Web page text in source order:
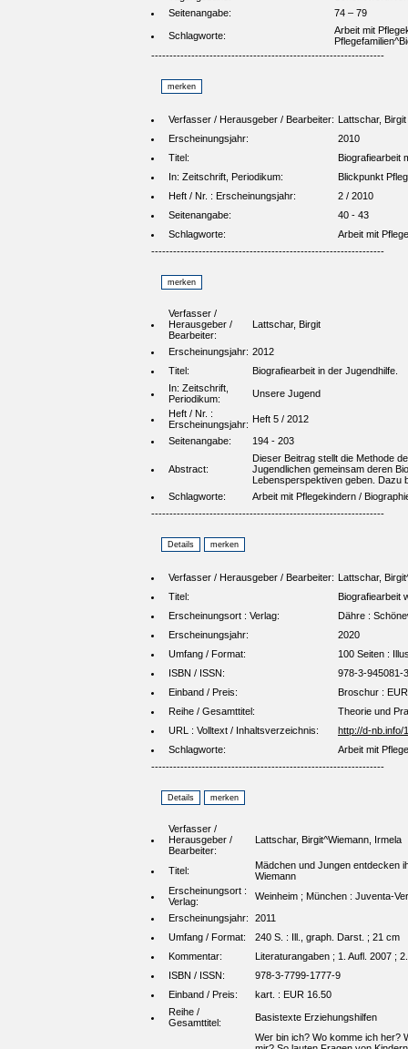
Seitenangabe:
74 – 79
Schlagworte:
Arbeit mit
----------------------------------------------------------------
Verfasser / Herausgeber / Bearbeiter:
Lattschar, Birgit
Erscheinungsjahr:
2010
Titel:
Biografiearbeit
In: Zeitschrift, Periodikum:
Blickpunkt
Heft / Nr. : Erscheinungsjahr:
2 / 2010
Seitenangabe:
40 - 43
Schlagworte:
Arbeit mit
----------------------------------------------------------------
Verfasser /
Herausgeber /
Bearbeiter:
Lattschar, Birgit
Erscheinungsjahr: 2012
Titel:
Biografiearbeit in der Jugendhilfe.
In: Zeitschrift,
Periodikum:
Unsere Jugend
Heft / Nr. :
Erscheinungsjahr: Heft 5 / 2012
Seitenangabe:
194 - 203
Abstract:
Dieser Beitrag stellt die Methode
Jugendlichen gemeinsam deren
Lebensperspektiven geben.
Schlagworte:
Arbeit mit Pflegekindern /
----------------------------------------------------------------
Verfasser / Herausgeber / Bearbeiter:
Lattschar,
Titel:
Biografiearbeit
Erscheinungsort : Verlag:
Dähre :
Erscheinungsjahr:
2020
Umfang / Format:
100 Seiten :
ISBN / ISSN:
978-3-945081-
Einband / Preis:
Broschur :
Reihe / Gesamttitel:
Theorie und
URL : Volltext / Inhaltsverzeichnis:
http://d-nb.info/
Schlagworte:
Arbeit mit
----------------------------------------------------------------
Verfasser /
Herausgeber /
Bearbeiter:
Lattschar, Birgit^Wiemann, Irmela
Titel:
Mädchen und Jungen entdecken
Wiemann
Erscheinungsort :
Verlag:
Weinheim ; München : Juventa-
Erscheinungsjahr:
2011
Umfang / Format:
240 S. : Ill., graph. Darst. ; 21 cm
Kommentar:
Literaturangaben ; 1. Aufl. 2007 ;
ISBN / ISSN:
978-3-7799-1777-9
Einband / Preis:
kart. : EUR 16.50
Reihe /
Gesamttitel:
Basistexte Erziehungshilfen
Wer bin ich? Wo komme ich her?